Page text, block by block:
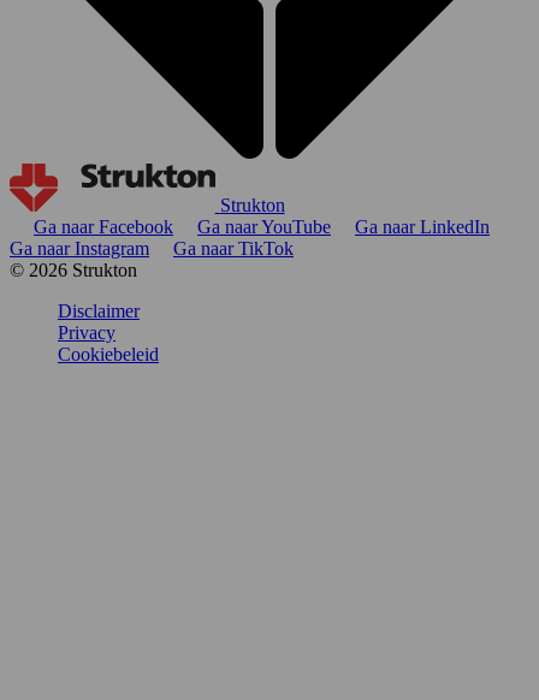
Strukton
Ga naar Facebook
Ga naar YouTube
Ga naar LinkedIn
Ga naar Instagram
Ga naar TikTok
© 2026 Strukton
Disclaimer
Privacy
Cookiebeleid